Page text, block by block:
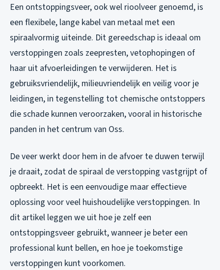
Een ontstoppingsveer, ook wel rioolveer genoemd, is
een flexibele, lange kabel van metaal met een
spiraalvormig uiteinde. Dit gereedschap is ideaal om
verstoppingen zoals zeepresten, vetophopingen of
haar uit afvoerleidingen te verwijderen. Het is
gebruiksvriendelijk, milieuvriendelijk en veilig voor je
leidingen, in tegenstelling tot chemische ontstoppers
die schade kunnen veroorzaken, vooral in historische
panden in het centrum van Oss.
De veer werkt door hem in de afvoer te duwen terwijl
je draait, zodat de spiraal de verstopping vastgrijpt of
opbreekt. Het is een eenvoudige maar effectieve
oplossing voor veel huishoudelijke verstoppingen. In
dit artikel leggen we uit hoe je zelf een
ontstoppingsveer gebruikt, wanneer je beter een
professional kunt bellen, en hoe je toekomstige
verstoppingen kunt voorkomen.